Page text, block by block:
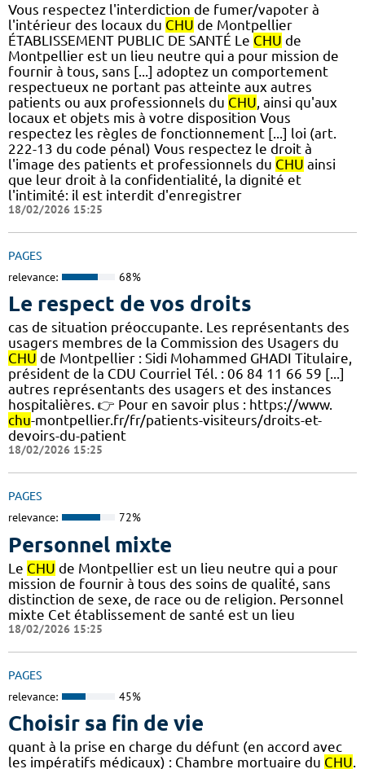
Vous respectez l'interdiction de fumer/vapoter à
l'intérieur des locaux du CHU de Montpellier
ÉTABLISSEMENT PUBLIC DE SANTÉ Le CHU de
Montpellier est un lieu neutre qui a pour mission de
fournir à tous, sans [...] adoptez un comportement
respectueux ne portant pas atteinte aux autres
patients ou aux professionnels du CHU , ainsi qu'aux
locaux et objets mis à votre disposition Vous
respectez les règles de fonctionnement [...] loi (art.
222-13 du code pénal) Vous respectez le droit à
l'image des patients et professionnels du CHU ainsi
que leur droit à la confidentialité, la dignité et
l'intimité: il est interdit d'enregistrer
18/02/2026 15:25
PAGES
relevance: 68%
Le respect de vos droits
cas de situation préoccupante. Les représentants des
usagers membres de la Commission des Usagers du
CHU de Montpellier : Sidi Mohammed GHADI Titulaire,
président de la CDU Courriel Tél. : 06 84 11 66 59 [...]
autres représentants des usagers et des instances
hospitalières. 👉 Pour en savoir plus : https://www.
chu-montpellier.fr/fr/patients-visiteurs/droits-et-
devoirs-du-patient
18/02/2026 15:25
PAGES
relevance: 72%
Personnel mixte
Le CHU de Montpellier est un lieu neutre qui a pour
mission de fournir à tous des soins de qualité, sans
distinction de sexe, de race ou de religion. Personnel
mixte Cet établissement de santé est un lieu
18/02/2026 15:25
PAGES
relevance: 45%
Choisir sa fin de vie
quant à la prise en charge du défunt (en accord avec
les impératifs médicaux) : Chambre mortuaire du CHU.